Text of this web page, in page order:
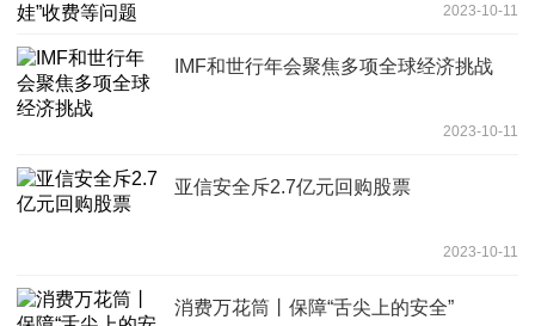
2023-10-11
IMF和世行年会聚焦多项全球经济挑战
2023-10-11
亚信安全斥2.7亿元回购股票
2023-10-11
消费万花筒丨保障“舌尖上的安全”